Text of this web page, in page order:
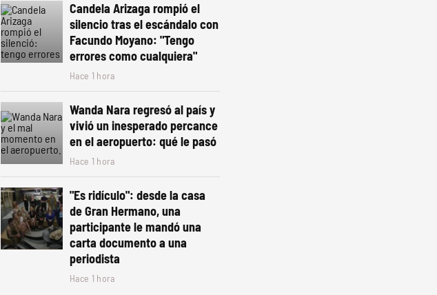
Candela Arizaga rompió el
silencio tras el escándalo con
Facundo Moyano: "Tengo
errores como cualquiera"
Hace 1 hora
Wanda Nara regresó al país y
vivió un inesperado percance
en el aeropuerto: qué le pasó
Hace 1 hora
"Es ridículo": desde la casa
de Gran Hermano, una
participante le mandó una
carta documento a una
periodista
Hace 1 hora